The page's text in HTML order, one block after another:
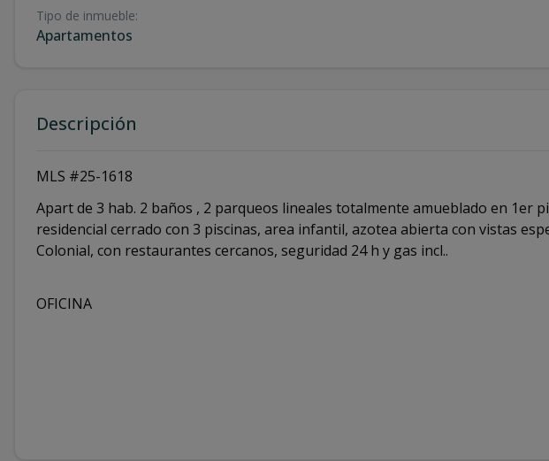
Tipo de inmueble:
Apartamentos
Descripción
MLS #25-1618
Apart de 3 hab. 2 baños , 2 parqueos lineales totalmente amueblado en 1er
residencial cerrado con 3 piscinas, area infantil, azotea abierta con vistas
Colonial, con restaurantes cercanos, seguridad 24 h y gas incl..
OFICINA